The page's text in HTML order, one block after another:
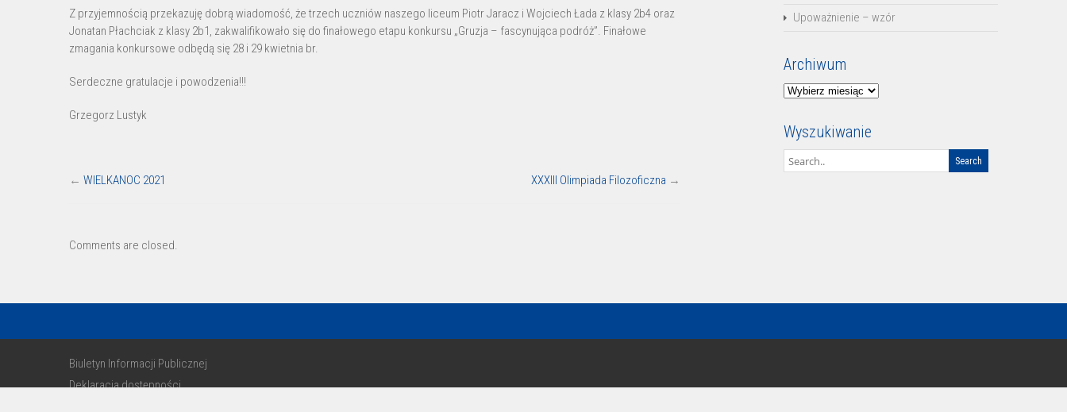
fascynująca
Z przyjemnością przekazuję dobrą wiadomość, że trzech uczniów naszego liceum Piotr Jaracz i Wojciech Łada z klasy 2b4 oraz
Jonatan Płachciak z klasy 2b1, zakwalifikowało się do finałowego etapu konkursu „Gruzja – fascynująca podróż”. Finałowe
zmagania konkursowe odbędą się 28 i 29 kwietnia br.
Serdeczne gratulacje i powodzenia!!!
Grzegorz Lustyk
← WIELKANOC 2021 XXXIII Olimpiada Filozoficzna →
Comments are closed.
Upoważnienie – wzór
Archiwum
Archiwum
Wyszukiwanie
Biuletyn Informacji Publicznej
Deklaracja dostępności